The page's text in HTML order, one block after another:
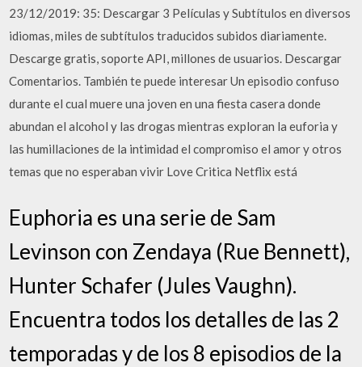
23/12/2019: 35: Descargar 3 Películas y Subtítulos en diversos
idiomas, miles de subtítulos traducidos subidos diariamente.
Descarge gratis, soporte API, millones de usuarios. Descargar
Comentarios. También te puede interesar Un episodio confuso
durante el cual muere una joven en una fiesta casera donde
abundan el alcohol y las drogas mientras exploran la euforia y
las humillaciones de la intimidad el compromiso el amor y otros
temas que no esperaban vivir Love Critica Netflix está
Euphoria es una serie de Sam
Levinson con Zendaya (Rue Bennett),
Hunter Schafer (Jules Vaughn).
Encuentra todos los detalles de las 2
temporadas y de los 8 episodios de la